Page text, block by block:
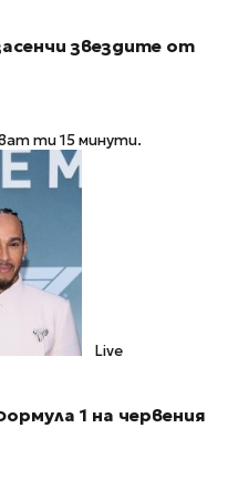
звездите от
ти 15 минути.
Live
1 на червения